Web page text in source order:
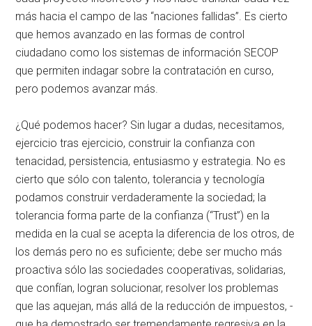
más hacia el campo de las “naciones fallidas”. Es cierto
que hemos avanzado en las formas de control
ciudadano como los sistemas de información SECOP
que permiten indagar sobre la contratación en curso,
pero podemos avanzar más.
¿Qué podemos hacer? Sin lugar a dudas, necesitamos,
ejercicio tras ejercicio, construir la confianza con
tenacidad, persistencia, entusiasmo y estrategia. No es
cierto que sólo con talento, tolerancia y tecnología
podamos construir verdaderamente la sociedad; la
tolerancia forma parte de la confianza (“Trust”) en la
medida en la cual se acepta la diferencia de los otros, de
los demás pero no es suficiente; debe ser mucho más
proactiva sólo las sociedades cooperativas, solidarias,
que confían, logran solucionar, resolver los problemas
que las aquejan, más allá de la reducción de impuestos, -